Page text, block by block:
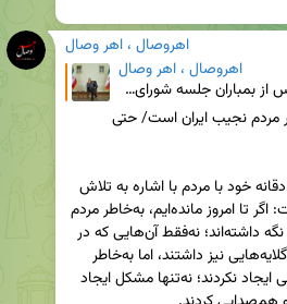
اهروصال ، اهر وصال
اهروصال ، اهر وصال
🎥پزشکیان: در جنگ ۱۲ روزه پس از بمباران جلسه شورای‌عالی امنیت ملی درحالی‌که پایم زخم برداشته بود، خدم